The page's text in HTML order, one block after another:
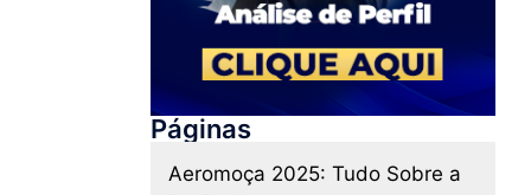
Páginas
Aeromoça 2025: Tudo Sobre a